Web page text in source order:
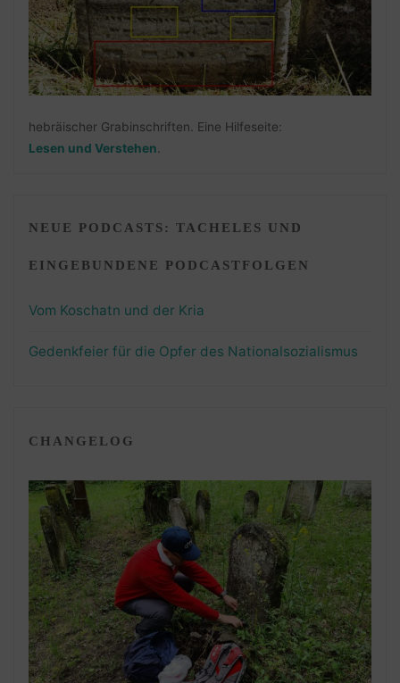
hebräischer Grabinschriften. Eine Hilfeseite:
Lesen und Verstehen.
NEUE PODCASTS: TACHELES UND
EINGEBUNDENE PODCASTFOLGEN
Vom Koschatn und der Kria
Gedenkfeier für die Opfer des Nationalsozialismus
CHANGELOG